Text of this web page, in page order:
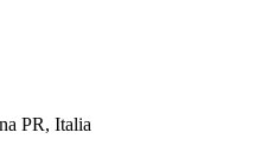
PR, Italia